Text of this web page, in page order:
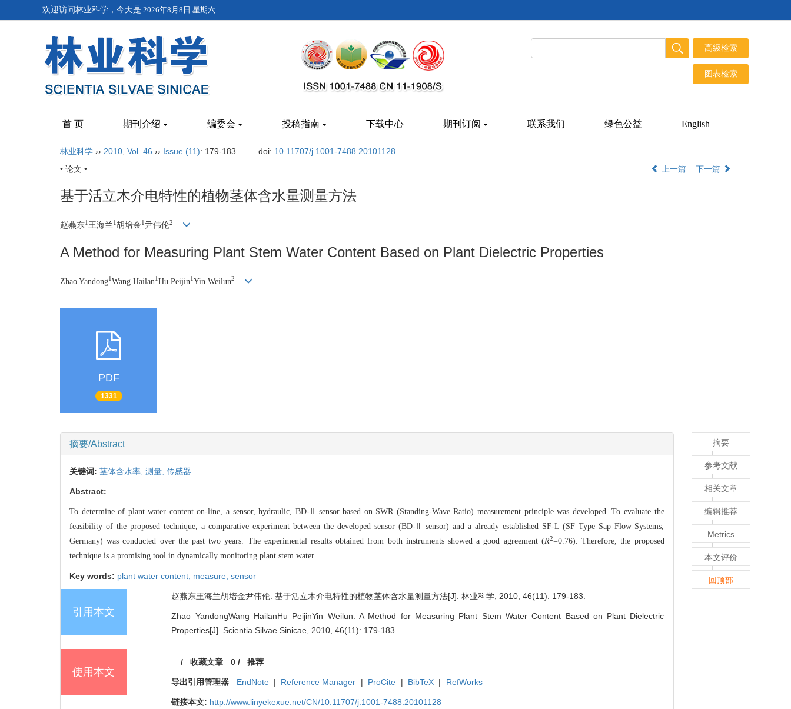
欢迎访问林业科学，今天是 2026年8月8日 星期六
首 页 期刊介绍 编委会 投稿指南 下载中心 期刊订阅 联系我们 绿色公益 English
林业科学 ›› 2010 Vol. 46 ›› Issue (11): 179-183. doi: 10.11707/j.1001-7488.20101128
• 论文 •
上一篇 下一篇
基于活立木介电特性的植物茎体含水量测量方法
赵燕东1 王海兰1 胡培金1 尹伟伦2
A Method for Measuring Plant Stem Water Content Based on Plant Dielectric Properties
Zhao Yandong1Wang Hailan1Hu Peijin1Yin Weilun2
PDF
1331
摘要/Abstract
关键词: 茎体含水率, 测量, 传感器
Abstract:
To determine of plant water content on-line, a sensor, hydraulic, BD-Ⅱ sensor based on SWR (Standing-Wave Ratio) measurement principle was developed. To evaluate the
feasibility of the proposed technique, a comparative experiment between the developed sensor (BD-Ⅱ sensor) and a already established SF-L (SF Type Sap Flow Systems,
Germany) was conducted over the past two years. The experimental results obtained from both instruments showed a good agreement (R2=0.76). Therefore, the proposed
technique is a promising tool in dynamically monitoring plant stem water.
Key words: plant water content, measure, sensor
引用本文
赵燕东王海兰胡培金尹伟伦. 基于活立木介电特性的植物茎体含水量测量方法[J]. 林业科学, 2010, 46(11): 179-183.
Zhao YandongWang HailanHu PeijinYin Weilun. A Method for Measuring Plant Stem Water Content Based on Plant Dielectric
Properties[J]. Scientia Silvae Sinicae, 2010, 46(11): 179-183.
使用本文
/收藏文章 0/ 推荐
导出引用管理器 EndNote | Reference Manager | ProCite | BibTeX | RefWorks
链接本文: http://www.linyekexue.net/CN/10.11707/j.1001-7488.20101128
摘要
参考文献
相关文章
编辑推荐
Metrics
本文评价
回顶部